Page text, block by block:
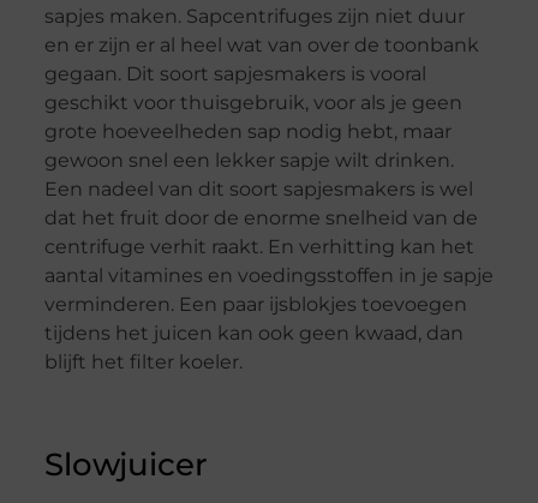
sapjes maken. Sapcentrifuges zijn niet duur
en er zijn er al heel wat van over de toonbank
gegaan. Dit soort sapjesmakers is vooral
geschikt voor thuisgebruik, voor als je geen
grote hoeveelheden sap nodig hebt, maar
gewoon snel een lekker sapje wilt drinken.
Een nadeel van dit soort sapjesmakers is wel
dat het fruit door de enorme snelheid van de
centrifuge verhit raakt. En verhitting kan het
aantal vitamines en voedingsstoffen in je sapje
verminderen. Een paar ijsblokjes toevoegen
tijdens het juicen kan ook geen kwaad, dan
blijft het filter koeler.
Slowjuicer